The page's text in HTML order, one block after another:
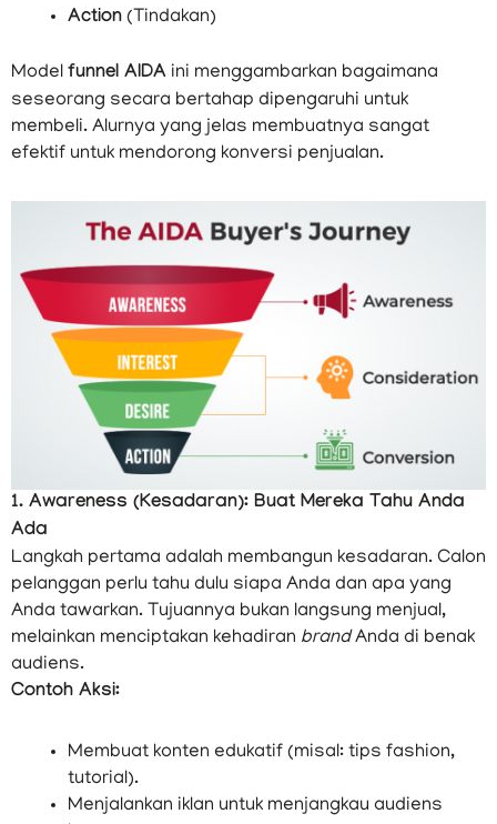
Action (Tindakan)
Model funnel AIDA ini menggambarkan bagaimana
seseorang secara bertahap dipengaruhi untuk
membeli. Alurnya yang jelas membuatnya sangat
efektif untuk mendorong konversi penjualan.
1. Awareness (Kesadaran): Buat Mereka Tahu Anda
Ada
Langkah pertama adalah membangun kesadaran. Calon
pelanggan perlu tahu dulu siapa Anda dan apa yang
Anda tawarkan. Tujuannya bukan langsung menjual,
melainkan menciptakan kehadiran brandAnda di benak
audiens.
Contoh Aksi:
Membuat konten edukatif (misal: tips fashion,
tutorial).
Menjalankan iklan untuk menjangkau audiens